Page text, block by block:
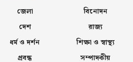
জেলা
দেশ
ধর্ম ও দর্শন
প্রবন্ধ
বিনোদন
রাজ্য
শিক্ষা ও স্বাস্থ্য
সম্পাদকীয়